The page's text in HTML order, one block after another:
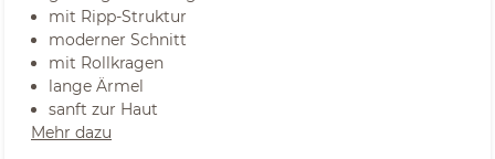
mit Ripp-Struktur
moderner Schnitt
mit Rollkragen
lange Ärmel
sanft zur Haut
Mehr dazu